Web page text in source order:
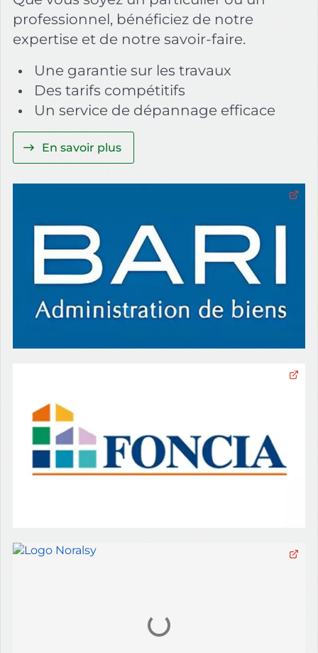
professionnel, bénéficiez de notre
expertise et de notre savoir-faire.
Une garantie sur les travaux
Des tarifs compétitifs
Un service de dépannage efficace
En savoir plus